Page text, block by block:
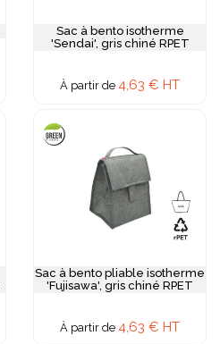
Sac à bento isotherme
'Sendai', gris chiné RPET
À partir de 4,63 € HT
Sac à bento pliable isotherme
'Fujisawa', gris chiné RPET
À partir de 4,63 € HT